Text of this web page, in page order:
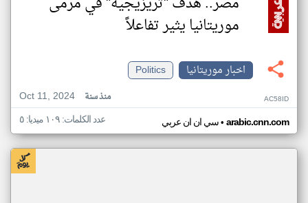
موريتانيا يثير تفاعلاً
اخبار موريتانيا
Politics
Oct 11, 2024
منذ سنة AC58ID
سي ان ان عربي• arabic.cnn.com عدد الكلمات: ١٠٩ ميديا: ٥